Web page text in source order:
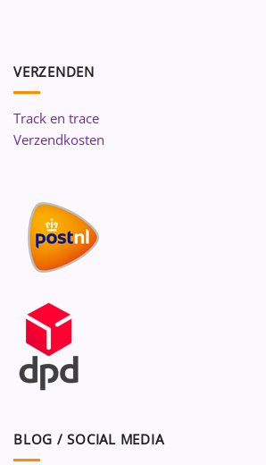
VERZENDEN
Track en trace
Verzendkosten
BLOG / SOCIAL MEDIA